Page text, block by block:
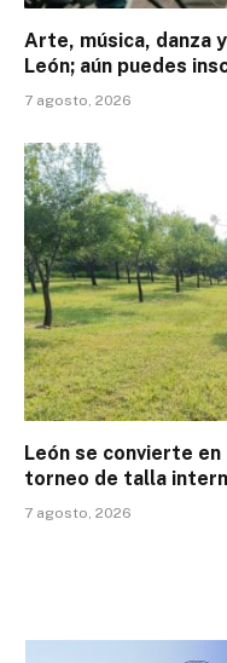
Arte, música, danza
León; aún puedes
7 agosto, 2026
León se convierte
torneo de talla
7 agosto, 2026